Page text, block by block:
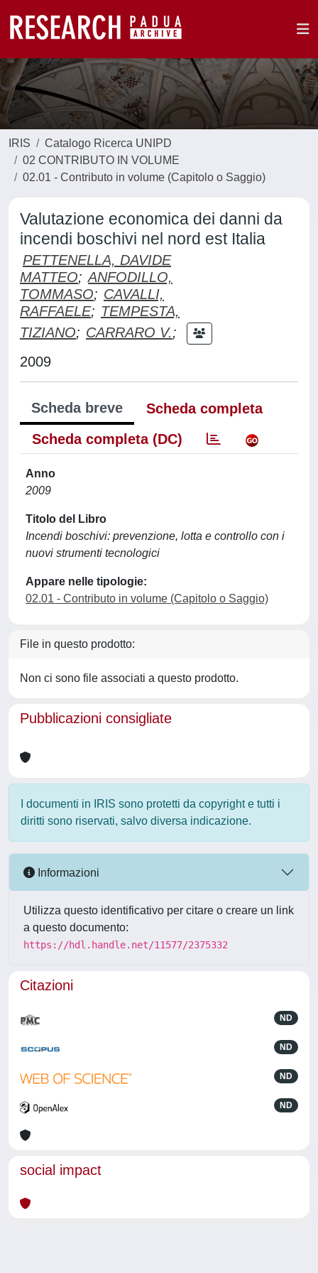
IRIS
Catalogo Ricerca UNIPD
02 CONTRIBUTO IN VOLUME
02.01 - Contributo in volume (Capitolo o Saggio)
Valutazione economica dei danni da
incendi boschivi nel nord est Italia
PETTENELLA, DAVIDE
MATTEO; ANFODILLO,
TOMMASO; CAVALLI,
RAFFAELE; TEMPESTA,
TIZIANO; CARRARO V.;
2009
Scheda breve
Scheda completa
Scheda completa (DC)
Anno
2009
Titolo del Libro
Incendi boschivi: prevenzione, lotta e controllo con i
nuovi strumenti tecnologici
Appare nelle tipologie:
02.01 - Contributo in volume (Capitolo o Saggio)
File in questo prodotto:
Non ci sono file associati a questo prodotto.
Pubblicazioni consigliate
I documenti in IRIS sono protetti da copyright e tutti i
diritti sono riservati, salvo diversa indicazione.
Informazioni
Utilizza questo identificativo per citare o creare un link
a questo documento:
https://hdl.handle.net/11577/2375332
Citazioni
ND
ND
ND
ND
social impact